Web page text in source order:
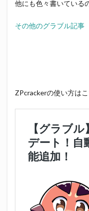
他にも色々書いている
その他のグラブル記事
ZPcrackerの使い方は